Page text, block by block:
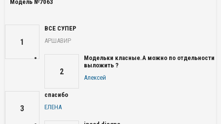
Модель №7063
1
ВСЕ СУПЕР
АРШАВИР
2
Модельки класные.А можно по отдельности
выложить ?
Алексей
3
спасибо
ЕЛЕНА